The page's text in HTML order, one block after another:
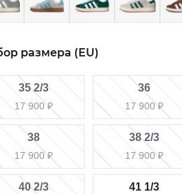
размера (EU)
35 2/3
17 900₽
36
17 900₽
38
17 900₽
38 2/3
17 900₽
40 2/3 41 1/3